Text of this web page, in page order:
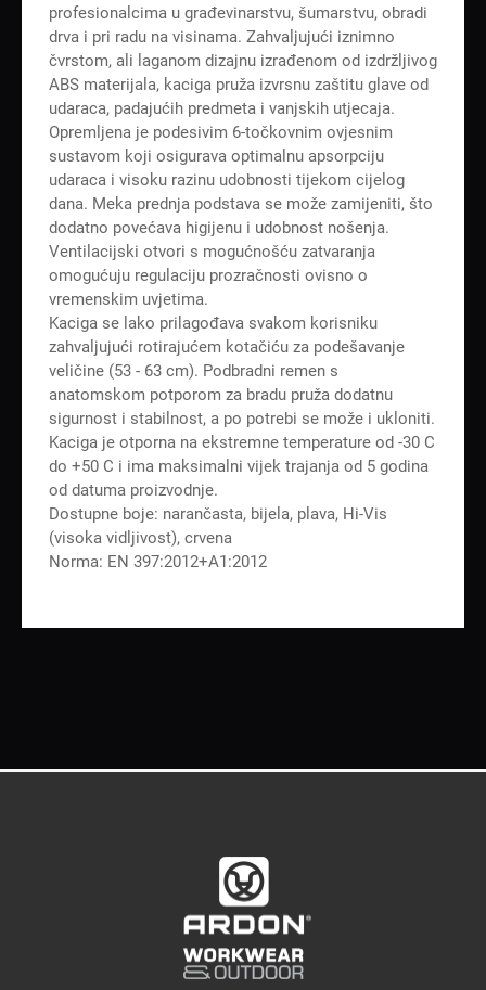
profesionalcima u građevinarstvu, šumarstvu, obradi
drva i pri radu na visinama. Zahvaljujući iznimno
čvrstom, ali laganom dizajnu izrađenom od izdržljivog
ABS materijala, kaciga pruža izvrsnu zaštitu glave od
udaraca, padajućih predmeta i vanjskih utjecaja.
Opremljena je podesivim 6-točkovnim ovjesnim
sustavom koji osigurava optimalnu apsorpciju
udaraca i visoku razinu udobnosti tijekom cijelog
dana. Meka prednja podstava se može zamijeniti, što
dodatno povećava higijenu i udobnost nošenja.
Ventilacijski otvori s mogućnošću zatvaranja
omogućuju regulaciju prozračnosti ovisno o
vremenskim uvjetima.
Kaciga se lako prilagođava svakom korisniku
zahvaljujući rotirajućem kotačiću za podešavanje
veličine (53 - 63 cm). Podbradni remen s
anatomskom potporom za bradu pruža dodatnu
sigurnost i stabilnost, a po potrebi se može i ukloniti.
Kaciga je otporna na ekstremne temperature od -30 C
do +50 C i ima maksimalni vijek trajanja od 5 godina
od datuma proizvodnje.
Dostupne boje: narančasta, bijela, plava, Hi-Vis
(visoka vidljivost), crvena
Norma: EN 397:2012+A1:2012